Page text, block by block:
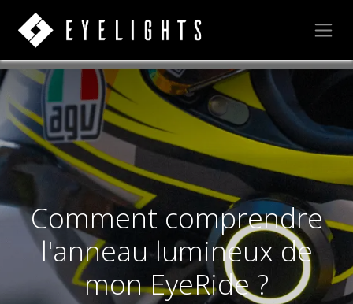
Comment comprendre
l'anneau lumineux de
mon EyeRide ?